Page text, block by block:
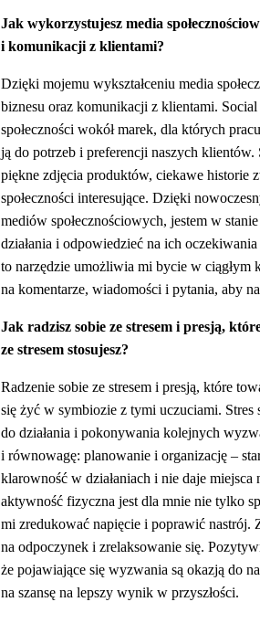
Jak wykorzystujesz media
i komunikacji z klientami?
Dzięki mojemu wykształceniu media
biznesu oraz komunikacji z klientami.
społeczności wokół marek, dla których
ją do potrzeb i preferencji naszych
piękne zdjęcia produktów, ciekawe historie
społeczności interesujące. Dzięki
mediów społecznościowych, jestem w
działania i odpowiedzieć na ich
to narzędzie umożliwia mi bycie w ciągłym
na komentarze, wiadomości i pytania, aby
Jak radzisz sobie ze stresem i presją,
ze stresem stosujesz?
Radzenie sobie ze stresem i presją, które
się żyć w symbiozie z tymi uczuciami. Stres
do działania i pokonywania kolejnych
i równowagę: planowanie i organizację –
klarowność w działaniach i nie daje
aktywność fizyczna jest dla mnie nie tylko
mi zredukować napięcie i poprawić nastrój.
na odpoczynek i zrelaksowanie się.
że pojawiające się wyzwania są okazją do
na szansę na lepszy wynik w przyszłości.